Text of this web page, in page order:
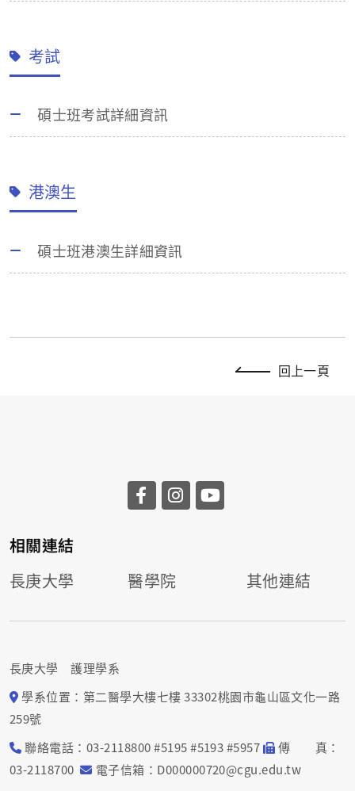
考試
碩士班考試詳細資訊
港澳生
碩士班港澳生詳細資訊
回上一頁
相關連結
長庚大學
醫學院 其他連結
長庚大學 護理學系
學系位置：第二醫學大樓七樓 33302桃園市龜山區文化一路
259號
聯絡電話：03-2118800 #5195 #5193 #5957
傳 真：
03-2118700
電子信箱：D000000720@cgu.edu.tw